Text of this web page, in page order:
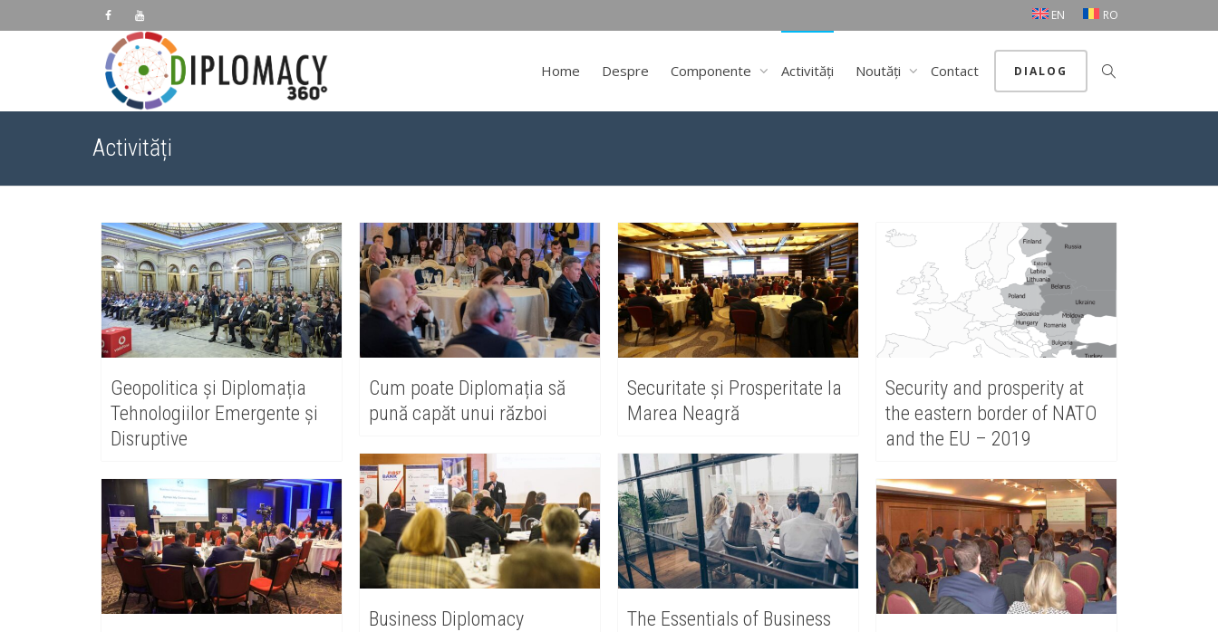
EN RO
Home Despre Componente Activități Noutăți Contact DIALOG
Activități
Geopolitica și Diplomația
Tehnologiilor Emergente și
Disruptive
Cum poate Diplomația să
pună capăt unui război
Securitate și Prosperitate la
Marea Neagră
Security and prosperity at
the eastern border of NATO
and the EU – 2019
Business Diplomacy
The Essentials of Business